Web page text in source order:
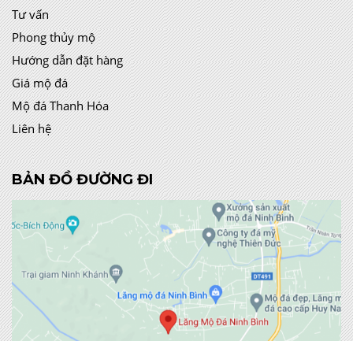
Tư vấn
Phong thủy mộ
Hướng dẫn đặt hàng
Giá mộ đá
Mộ đá Thanh Hóa
Liên hệ
BẢN ĐỒ ĐƯỜNG ĐI